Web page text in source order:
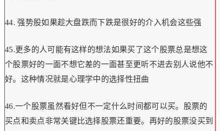
44. 强势股如果趁大盘跌而下跌是很好的介入机会这些强
45.更多的人可能有这样的想法如果买了这个股票总是想这
个股票好的一面不想它差的一面甚至更听不进去别人说他不
好。这种情况就是心理学中的选择性扭曲
46.一个股票虽然看好但不一定什么时间都可以买。股票的
买点和卖点非常关键比选择股票还重要。再好的股票没买到